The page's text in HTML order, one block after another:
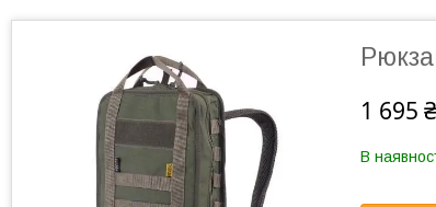
1 695 ₴
В